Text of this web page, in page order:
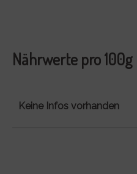
Nährwerte pro 100g
Keine Infos vorhanden